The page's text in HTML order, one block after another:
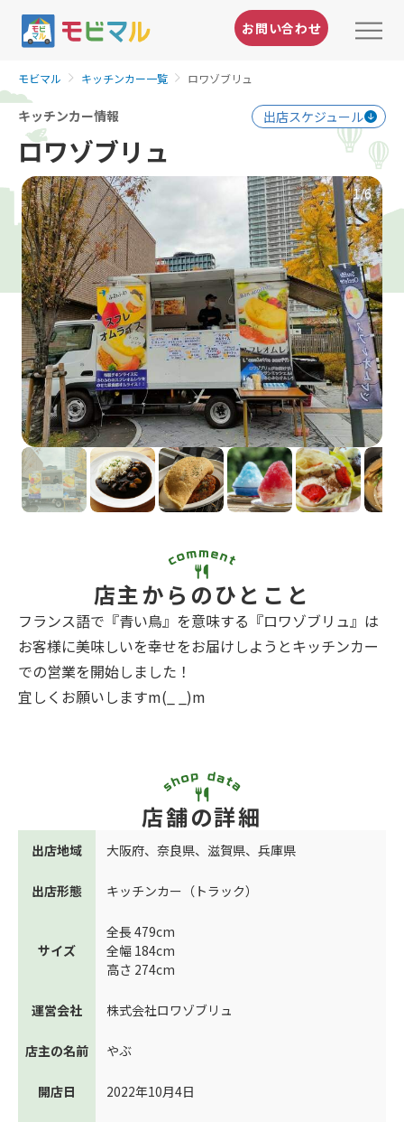
お問い合わせ
モビマル キッチンカー一覧 ロワゾブリュ
キッチンカー情報 出店スケジュール
ロワゾブリュ
1/6
店主からのひとこと
フランス語で『青い鳥』を意味する『ロワゾブリュ』は
お客様に美味しいを幸せをお届けしようとキッチンカー
での営業を開始しました！
宜しくお願いしますm(_ _)m
店舗の詳細
出店地域 大阪府、 奈良県、 滋賀県、 兵庫県
出店形態 キッチンカー（トラック）
サイズ
全長 479cm
全幅 184cm
高さ 274cm
運営会社 株式会社ロワゾブリュ
店主の名前 やぶ
開店日 2022年10月4日